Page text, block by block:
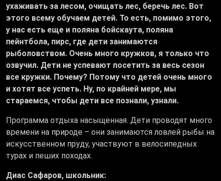
ухаживать за лесом, очищать лес, беречь лес. Вот
этого всему обучаем детей. То есть, помимо этого,
у нас есть еще и поляна бойскаута, поляна
пейнтбола, пирс, где дети занимаются
рыболовством. Очень много кружков, я только что
озвучил. Дети не успевают посетить за весь сезон
все кружки. Почему? Потому что детей очень много
и хотят все успеть. Ну, по крайней мере, мы
стараемся, чтобы дети все познали, узнали.
Программа отдыха насыщенная. Дети проводят много
времени на природе – они занимаются ловлей рыбы на
искусственном пруду, участвуют в велосипедных
турах и пеших походах.
Диас Сафаров, школьник: